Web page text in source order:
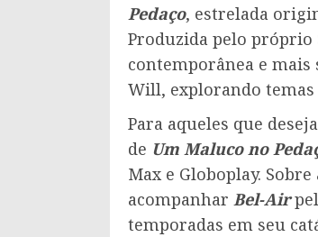
Pedaço, estrelada
Produzida pelo próprio
contemporânea e
Will, explorando
Para aqueles que
de Um Maluco no
Max e Globoplay.
acompanhar Bel-Air
temporadas em seu